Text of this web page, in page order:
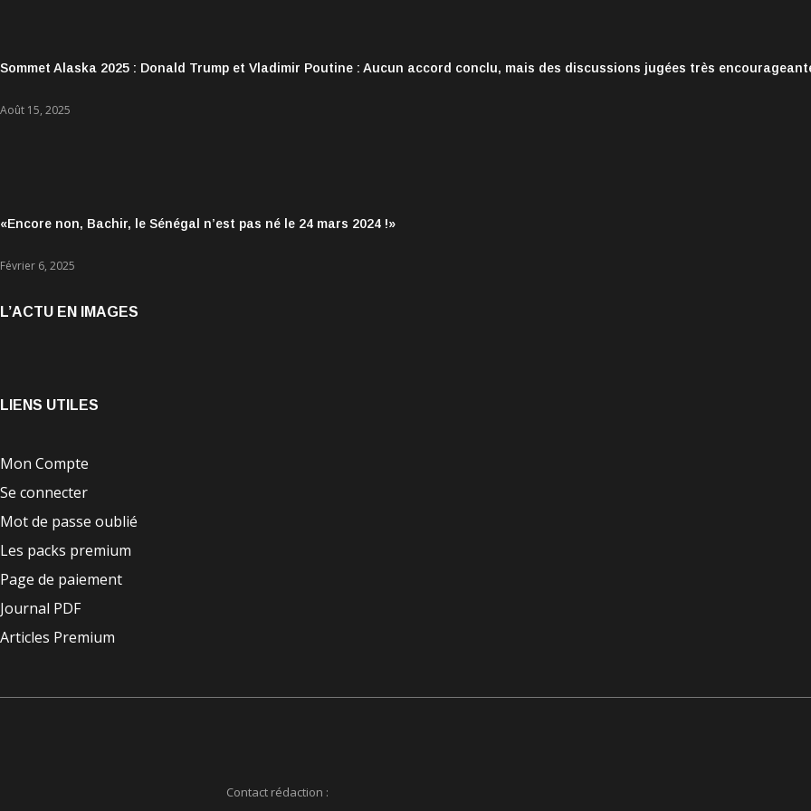
Sommet Alaska 2025 : Donald Trump et Vladimir Poutine : Aucun accord conclu, mais des discussions jugées très
Août 15, 2025
«Encore non, Bachir, le Sénégal n’est pas né le 24 mars 2024 !»
Février 6, 2025
L’ACTU EN IMAGES
LIENS UTILES
Mon Compte
Se connecter
Mot de passe oublié
Les packs premium
Page de paiement
Journal PDF
Articles Premium
Contact rédaction :